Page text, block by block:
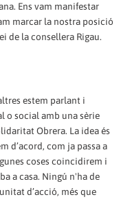
Ens vam manifestar
marcar la nostra posició
de la consellera Rigau.
estem parlant i
o social amb una sèrie
Obrera. La idea és
d’acord, com ja passa a
coses coincidirem i
a casa. Ningú n'ha de
d’acció, més que